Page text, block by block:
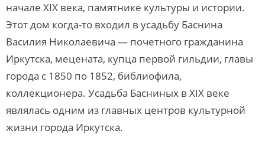
начале XIX века, памятнике культуры и истории.
Этот дом когда-то входил в усадьбу Баснина
Василия Николаевича — почетного гражданина
Иркутска, мецената, купца первой гильдии, главы
города с 1850 по 1852, библиофила,
коллекционера. Усадьба Басниных в XIX веке
являлась одним из главных центров культурной
жизни города Иркутска.